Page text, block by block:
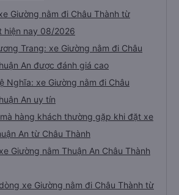
Giường nằm đi Châu Thành từ
hiện nay 08/2026
Trang: xe Giường nằm đi Châu
An được đánh giá cao
Nghĩa: xe Giường nằm đi Châu
An uy tín
hàng khách thường gặp khi đặt xe
An từ Châu Thành
Giường nằm Thuận An Châu Thành
xe Giường nằm đi Châu Thành từ